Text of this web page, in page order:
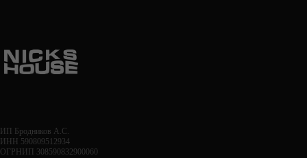
ИП Бродников А.С.
ИНН 590809512934
ОГРНИП 308590832900060